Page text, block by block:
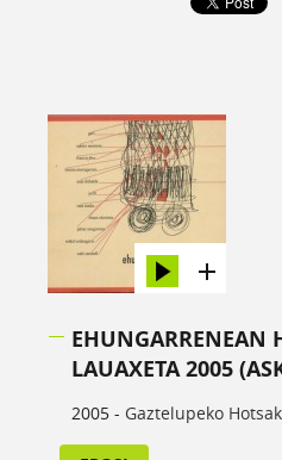
EHUNGARRENEAN
LAUAXETA 2005
2005 - Gaztelupeko Hotsak